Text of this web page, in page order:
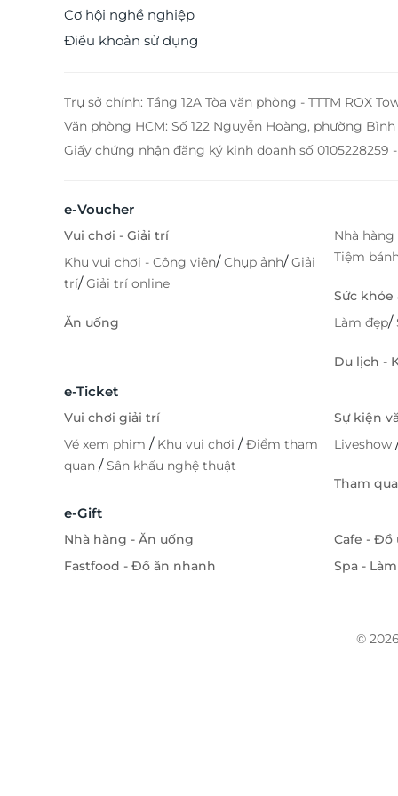
để lưu lại cả những dấu chân – Hãy để Dragon King
lại dấu chân bạn như một nét chấm phá cho
hành trình khám phá đam mê du lịch bất tận của
King Hotel Địa chỉ: 07 Hùng Vương - Phường 10 – Tp. Đà
0934.661.016 Văn phòng HCM: 028.6680 8757 /0973 428
858 - 0906 229 691 LifeLink
Cơ hội nghề nghiệp
Điều khoản sử dụng
Trụ sở chính: Tầng 12A Tòa văn phòng - TTTM ROX
Văn phòng HCM: Số 122 Nguyễn Hoàng, phường
Giấy chứng nhận đăng ký kinh doanh số
e-Voucher
Vui chơi - Giải trí
Khu vui chơi - Công viên/Chụp ảnh/Giải
trí/Giải trí online
Ăn uống
Nhà hàng
Tiệm
Sức khỏe
Làm đẹp/
Du lịch -
e-Ticket
Vui chơi giải trí
Vé xem phim / Khu vui chơi /Điểm tham
quan /Sân khấu nghệ thuật
Sự kiện
Liveshow
Tham
e-Gift
Nhà hàng - Ăn uống
Fastfood - Đồ ăn nhanh
Cafe - Đồ
Spa -
©